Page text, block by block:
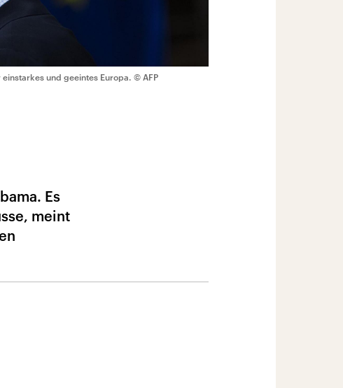
und geeintes Europa. © AFP
Es
meint